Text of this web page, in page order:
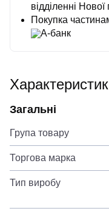
відділенні
Покупка
А-банк
Загальні
Група товару
Торгова марка
Тип виробу